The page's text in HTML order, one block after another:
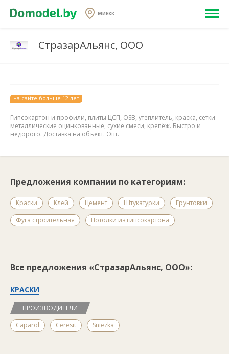
Минск
СтразарАльянс, ООО
на сайте больше 12 лет
Гипсокартон и профили, плиты ЦСП, OSB, утеплитель, краска, сетки
металлические оцинкованные, сухие смеси, крепёж. Быстро и
недорого. Доставка на объект. Опт.
Предложения компании по категориям:
Краски Клей Цемент Штукатурки
Грунтовки
Фуга строительная
Потолки из гипсокартона
Все предложения «СтразарАльянс, ООО»:
КРАСКИ
ПРОИЗВОДИТЕЛИ
Caparol
Ceresit Sniezka